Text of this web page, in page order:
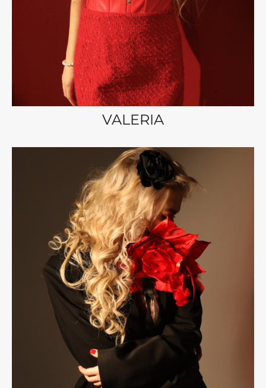
VALERIA